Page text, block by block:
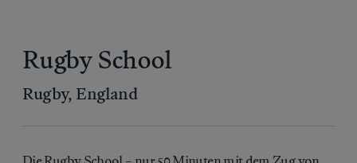
Rugby School
Rugby, England